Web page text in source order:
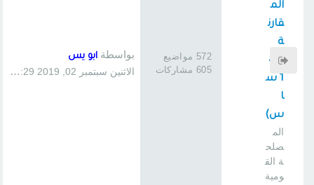
الم
قارن
ة
(41
1 س
ا
س)
الم
صلح
ة الق
ومية
572 مواضيع
605 مشاركات
بواسطة ابو يس
الاثنين سبتمبر 02, 2019 1:29 pm